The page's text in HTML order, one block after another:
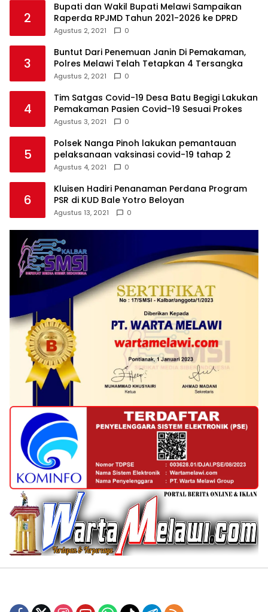
2
Bupati dan Wakil Bupati Melawi Sampaikan
Raperda RPJMD Tahun 2021-2026 ke DPRD
Agustus 2, 2021 0
3
Buntut Dari Penemuan Janin Di Pemakaman,
Polres Melawi Telah Tetapkan 4 Tersangka
Agustus 2, 2021 0
4
Tim Satgas Covid-19 Desa Batu Begigi Lakukan
Pemakaman Pasien Covid-19 Sesuai Prokes
Agustus 3, 2021 0
5
Polsek Nanga Pinoh lakukan pemantauan
pelaksanaan vaksinasi covid-19 tahap 2
Agustus 4, 2021 0
6
Kluisen Hadiri Penanaman Perdana Program
PSR di KUD Bale Yotro Beloyan
Agustus 13, 2021 0